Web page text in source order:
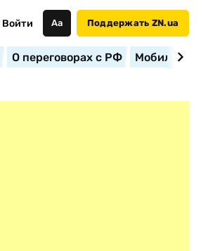
Войти Аа Поддержать ZN.ua
О переговорах с РФ